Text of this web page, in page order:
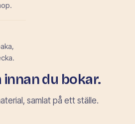
du bokar.
samlat på ett ställe.